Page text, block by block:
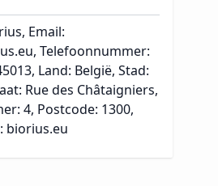
Email:
Telefoonnummer:
Land: België, Stad:
Rue des Châtaigniers,
4, Postcode: 1300,
biorius.eu